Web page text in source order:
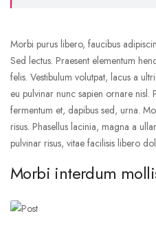
Morbi purus libero, faucibus
Sed lectus. Praesent elementum
felis. Vestibulum volutpat, lacus a
eu pulvinar nunc sapien ornare nisl.
fermentum et, dapibus sed, urna.
risus. Phasellus lacinia, magna a
pulvinar risus, vitae facilisis libero
Morbi interdum